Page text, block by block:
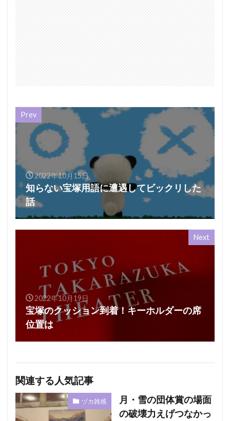
Prev
2022年10月15日
知らない宝塚用語に遭遇してビックリした
話
Next
2022年10月19日
宝塚のクッション到着！キーホルダーの席
位置は
関連する人気記事
ヅカ雑感
月・雪の団体賞の場面
の破壊力えげつなかっ